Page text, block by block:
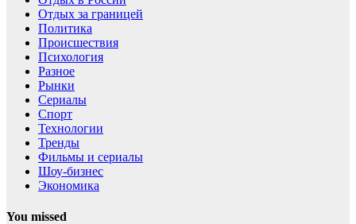
Отдых за границей
Политика
Происшествия
Психология
Разное
Рынки
Сериалы
Спорт
Технологии
Тренды
Фильмы и сериалы
Шоу-бизнес
Экономика
You missed